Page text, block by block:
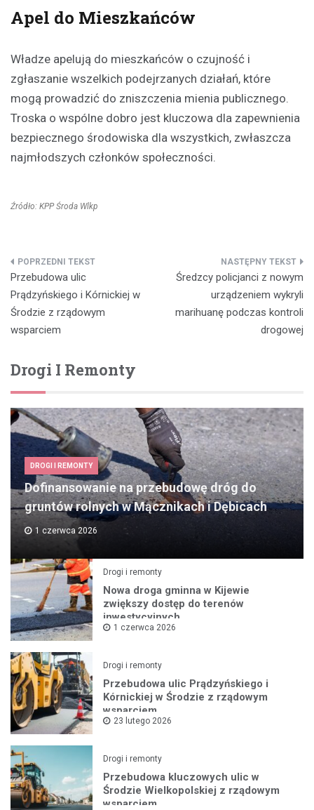
Apel do Mieszkańców
Władze apelują do mieszkańców o czujność i
zgłaszanie wszelkich podejrzanych działań, które
mogą prowadzić do zniszczenia mienia publicznego.
Troska o wspólne dobro jest kluczowa dla zapewnienia
bezpiecznego środowiska dla wszystkich, zwłaszcza
najmłodszych członków społeczności.
Źródło: KPP Środa Wlkp
Nawigacja
wpisu
Przebudowa ulic
Prądzyńskiego i Kórnickiej w
Środzie z rządowym
wsparciem
Średzcy policjanci z nowym
urządzeniem wykryli
marihuanę podczas kontroli
drogowej
Drogi I Remonty
DROGI I REMONTY
Dofinansowanie na przebudowę dróg do
gruntów rolnych w Mącznikach i Dębicach
1 czerwca 2026
Drogi i remonty
Nowa droga gminna w Kijewie
zwiększy dostęp do terenów
inwestycyjnych
1 czerwca 2026
Drogi i remonty
Przebudowa ulic Prądzyńskiego i
Kórnickiej w Środzie z rządowym
wsparciem
23 lutego 2026
Drogi i remonty
Przebudowa kluczowych ulic w
Środzie Wielkopolskiej z rządowym
wsparciem